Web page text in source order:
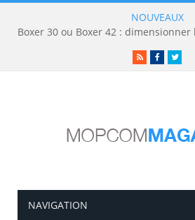
NOUVEAUX
RSSFacebook
NAVIGATION